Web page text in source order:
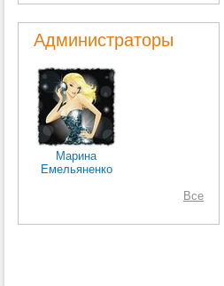
Администраторы
Марина
Емельяненко
Все